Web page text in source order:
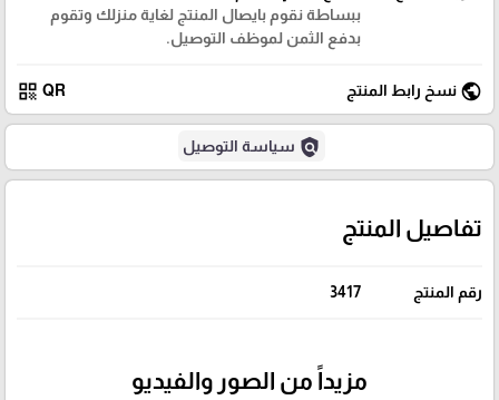
ببساطة نقوم بايصال المنتج لغاية منزلك وتقوم
بدفع الثمن لموظف التوصيل.
public نسخ رابط المنتج QR
qr_code
policy سياسة التوصيل
تفاصيل المنتج
رقم المنتج 3417
مزيداً من الصور والفيديو